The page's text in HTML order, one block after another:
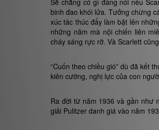
Sẽ chẳng có gì đáng nói nếu
binh đao khói lửa. Tưởng chừng
xúc tác thúc đẩy làm bật lên
những năm mà nội chiến liên
cháy sáng rực rỡ. Và Scarlett
“Cuốn theo chiều gió” dù đã kết
kiên cường, nghị lực của con
Ra đời từ năm 1936 và gần như
giải Pulitzer danh giá vào năm